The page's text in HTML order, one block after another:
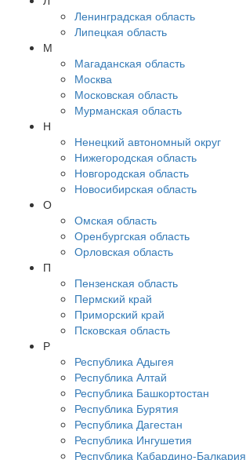
Ленинградская область
Липецкая область
М
Магаданская область
Москва
Московская область
Мурманская область
Н
Ненецкий автономный округ
Нижегородская область
Новгородская область
Новосибирская область
О
Омская область
Оренбургская область
Орловская область
П
Пензенская область
Пермский край
Приморский край
Псковская область
Р
Республика Адыгея
Республика Алтай
Республика Башкортостан
Республика Бурятия
Республика Дагестан
Республика Ингушетия
Республика Кабардино-Балкария